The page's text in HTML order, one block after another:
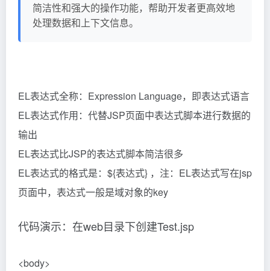
简洁性和强大的操作功能，帮助开发者更高效地
处理数据和上下文信息。
EL表达式全称：Expression Language，即表达式语言
EL表达式作用：代替JSP页面中表达式脚本进行数据的
输出
EL表达式比JSP的表达式脚本简洁很多
EL表达式的格式是：${表达式} ，注：EL表达式写在jsp
页面中，表达式一般是域对象的key
代码演示：在web目录下创建Test.jsp
<body>